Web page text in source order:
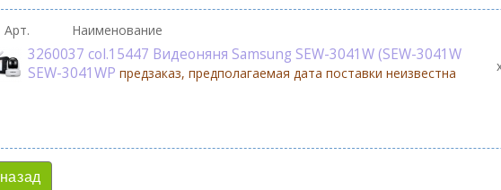
Арт. Наименование
3260037 col.15447 Видеоняня Samsung SEW-3041W (SEW-3041W
SEW-3041WPпредзаказ, предполагаемая дата поставки неизвестна
назад